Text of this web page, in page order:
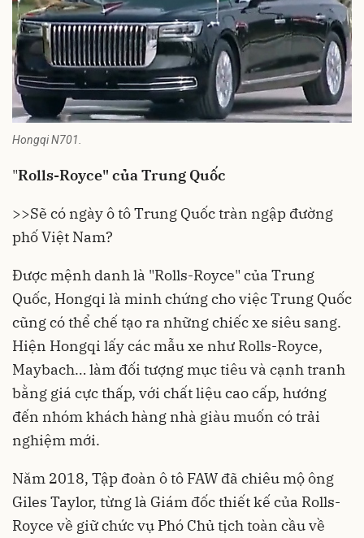
Hongqi N701.
"Rolls-Royce" của Trung Quốc
>>Sẽ có ngày ô tô Trung Quốc tràn ngập đường
phố Việt Nam?
Được mệnh danh là "Rolls-Royce" của Trung
Quốc, Hongqi là minh chứng cho việc Trung Quốc
cũng có thể chế tạo ra những chiếc xe siêu sang.
Hiện Hongqi lấy các mẫu xe như Rolls-Royce,
Maybach… làm đối tượng mục tiêu và cạnh tranh
bằng giá cực thấp, với chất liệu cao cấp, hướng
đến nhóm khách hàng nhà giàu muốn có trải
nghiệm mới.
Năm 2018, Tập đoàn ô tô FAW đã chiêu mộ ông
Giles Taylor, từng là Giám đốc thiết kế của Rolls-
Royce về giữ chức vụ Phó Chủ tịch toàn cầu về